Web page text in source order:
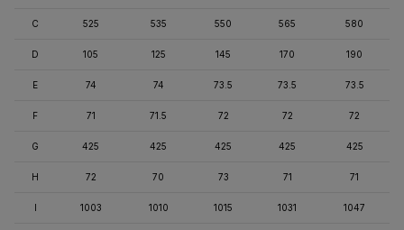
C 525 535 550 565 580
D 105 125 145 170 190
E 74 74 73.5 73.5 73.5
F 71 71.5 72 72 72
G 425 425 425 425 425
H 72 70 73 71 71
I 1003 1010 1015 1031 1047